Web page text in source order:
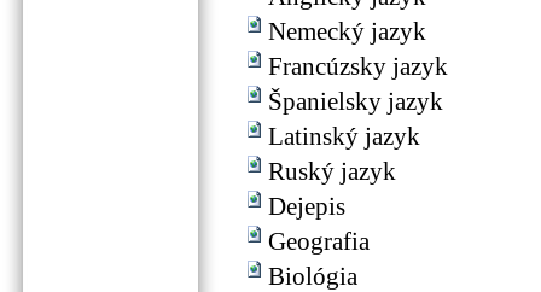
Nemecký jazyk
Francúzsky jazyk
Španielsky jazyk
Latinský jazyk
Ruský jazyk
Dejepis
Geografia
Biológia